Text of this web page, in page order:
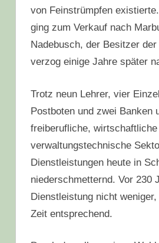
von Feinstrümpfen
ging zum Verkauf nach
Nadebusch, der Besitzer der
verzog einige Jahre später
Trotz neun Lehrer, vier
Postboten und zwei Banken
freiberufliche, wirtschaftliche
verwaltungstechnische
Dienstleistungen heute in
niederschmetternd. Vor 230
Dienstleistung nicht
Zeit entsprechend.